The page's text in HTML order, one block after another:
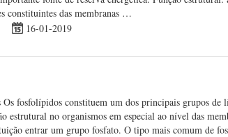
constituintes das membranas …
16-01-2019
fosfolípidos constituem um dos principais grupos de
estrutural no organismos em especial ao nível das
entrar um grupo fosfato. O tipo mais comum de